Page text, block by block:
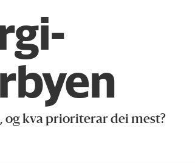
og kva prioriterar dei mest?